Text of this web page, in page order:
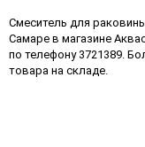
Смеситель для
Самаре в магазине
по телефону 3721389.
товара на складе.